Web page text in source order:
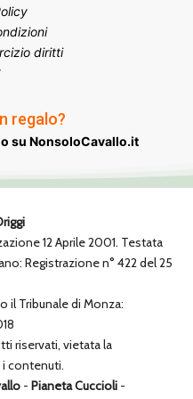
diritti
regalo?
su NonsoloCavallo.it
12 Aprile 2001. Testata
Registrazione n° 422 del 25
il Tribunale di Monza:
riservati, vietata la
contenuti.
- Pianeta Cuccioli -